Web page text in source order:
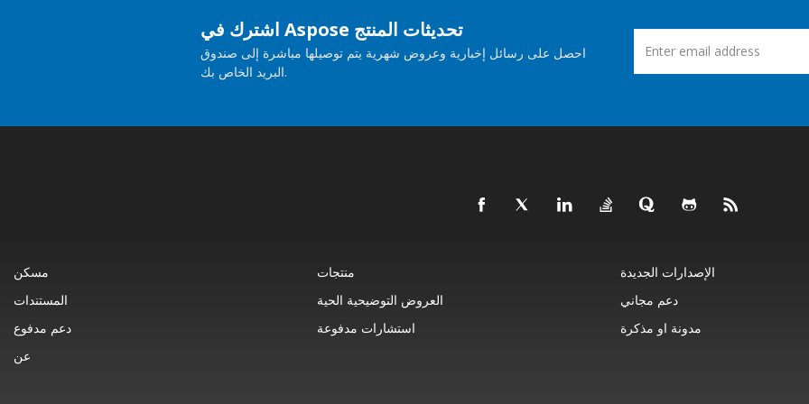
اشترك في Aspose تحديثات المنتج
احصل على رسائل إخبارية وعروض شهرية يتم توصيلها مباشرة إلى صندوق
البريد الخاص بك.
مسكن منتجات الإصدارات الجديدة
المستندات
العروض التوضيحية الحية دعم مجاني
دعم مدفوع
استشارات مدفوعة مدونة او مذكرة
عن